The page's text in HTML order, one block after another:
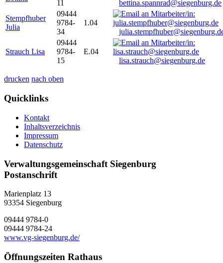
11
bettina.spannrad@siegenburg.de
Stempfhuber
Julia
09444
9784-
34
1.04
Strauch Lisa
09444
9784-
15
E.04
lisa.strauch@siegenburg.de
drucken nach oben
Quicklinks
Kontakt
Inhaltsverzeichnis
Impressum
Datenschutz
Verwaltungsgemeinschaft Siegenburg
Postanschrift
Marienplatz 13
93354 Siegenburg
09444 9784-0
09444 9784-24
www.vg-siegenburg.de/
Öffnungszeiten Rathaus